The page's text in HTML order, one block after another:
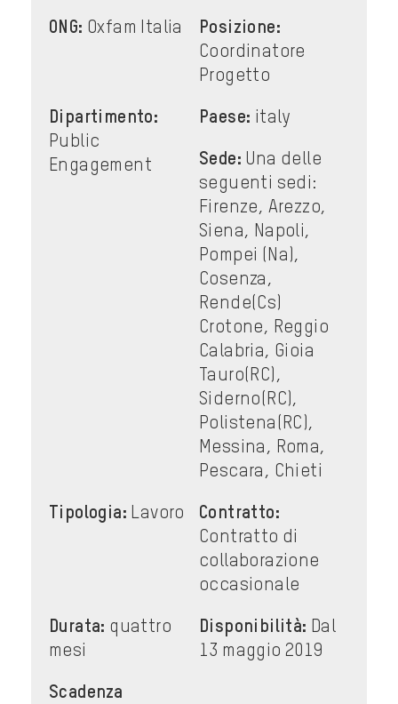
ONG: Oxfam Italia
Posizione:
Coordinatore
Progetto
Dipartimento:
Public
Engagement
Paese: italy
Sede: Una delle
seguenti sedi:
Firenze, Arezzo,
Siena, Napoli,
Pompei (Na),
Cosenza,
Rende(Cs)
Crotone, Reggio
Calabria, Gioia
Tauro(RC),
Siderno(RC),
Polistena(RC),
Messina, Roma,
Pescara, Chieti
Tipologia: Lavoro
Contratto:
Contratto di
collaborazione
occasionale
Durata: quattro
mesi
Disponibilità: Dal
13 maggio 2019
Scadenza